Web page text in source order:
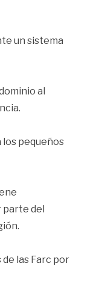
un sistema
al
los pequeños
parte del
las Farc por